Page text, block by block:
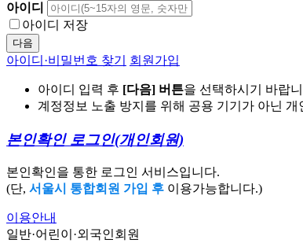
아이디
아이디 저장
다음
아이디·비밀번호 찾기 회원가입
아이디 입력 후 [다음] 버튼을 선택하시기 바랍
계정정보 노출 방지를 위해 공용 기기가 아닌
본인확인 로그인(개인회원)
본인확인을 통한 로그인 서비스입니다.
(단, 서울시 통합회원 가입 후 이용가능합니다.)
이용안내
일반·어린이·외국인회원